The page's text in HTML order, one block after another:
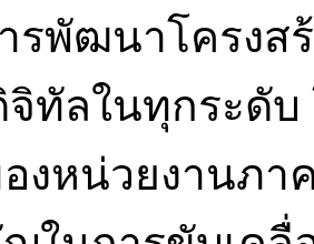
รพัฒนาโครง
ทัลในทุกระดับ
งหน่วยงานภา